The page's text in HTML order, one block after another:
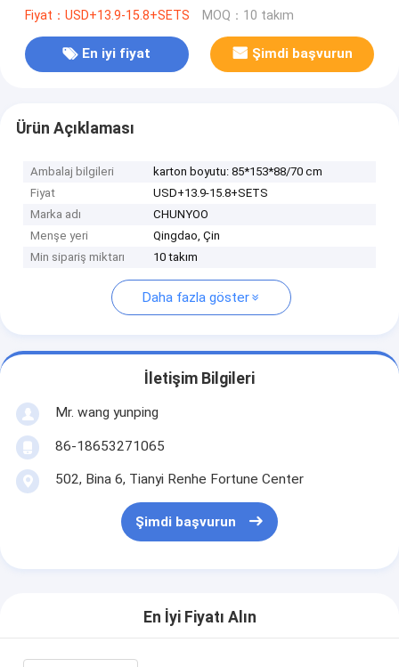
Sandalye
Fiyat：USD+13.9-15.8+SETS MOQ：10 takım
En iyi fiyat Şimdi başvurun
Ürün Açıklaması
Ambalaj bilgileri
karton boyutu: 85*153*88/70 cm
Fiyat
USD+13.9-15.8+SETS
Marka adı
CHUNYOO
Menşe yeri
Qingdao, Çin
Min sipariş miktarı
10 takım
Daha fazla göster
İletişim Bilgileri
Mr. wang yunping
86-18653271065
502, Bina 6, Tianyi Renhe Fortune Center
Şimdi başvurun
En İyi Fiyatı Alın